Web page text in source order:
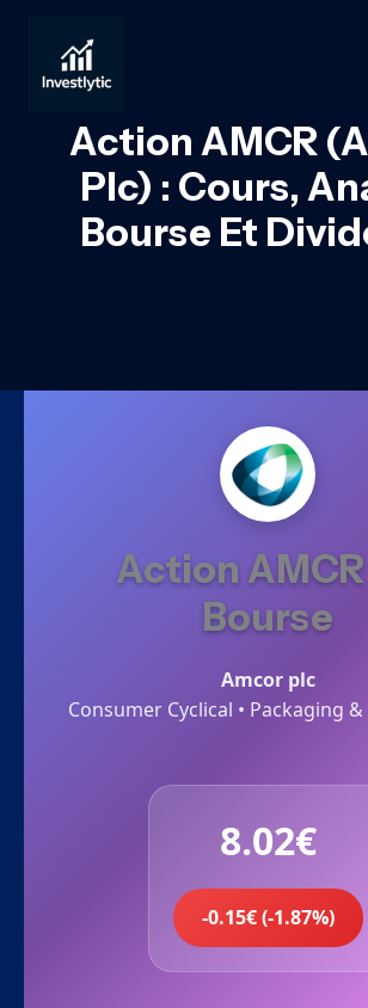
contenu
Action AMCR
Plc) : Cours,
Bourse Et
Action AMCR
Bourse
Amcor plc
Consumer Cyclical • Packaging
8.02€
-0.15€ (-1.87%)